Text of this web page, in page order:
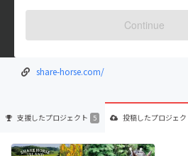
Continue
出身国：日本 出身地：大阪府
淡路島で馬とのくらしを分かち合う交流
ド」を運営しています。
share-horse.com/
支援したプロジェクト 5 投稿したプロジェク